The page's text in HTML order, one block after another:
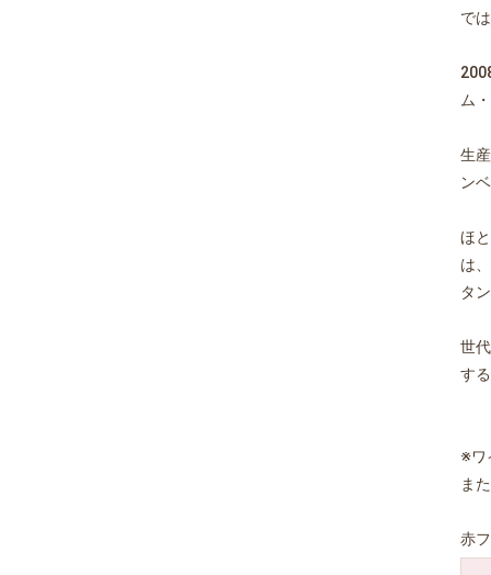
で
ム
生
ン
ほ
は
タ
世
す
※ワ
ま
赤